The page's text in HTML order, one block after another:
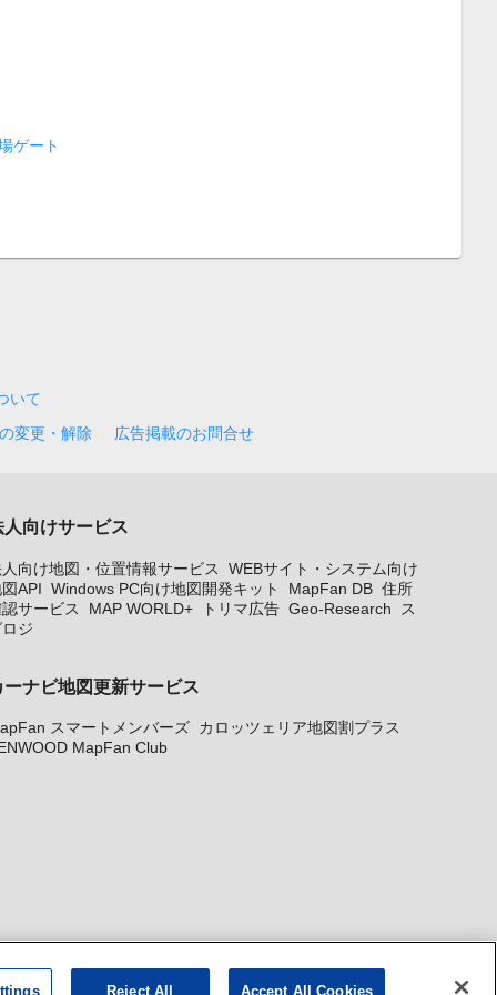
ゲート
いて
変更・解除 広告掲載のお問合せ
人向けサービス
向け地図・位置情報サービス
WEBサイト・システム向け
API Windows PC向け地図開発キット MapFan DB 住所
サービス
MAP WORLD+ トリマ広告 Geo-Research
ス
ジ
ーナビ地図更新サービス
スマートメンバーズ カロッツェリア地図割プラス
MapFan Club
Reject All Accept All Cookies